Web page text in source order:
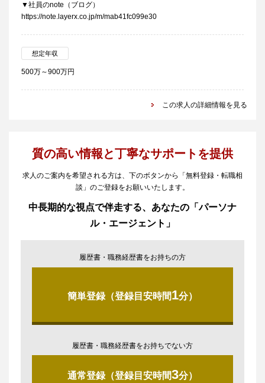
▼社員のnote（ブログ）
https://note.layerx.co.jp/m/mab41fc099e30
想定年収
500万～900万円
この求人の詳細情報を見る
質の高い情報と丁寧なサポートを提供
求人のご案内を希望される方は、下のボタンから「無料登録・転職相
談」のご登録をお願いいたします。
中長期的な視点で伴走する、あなたの「パーソナ
ル・エージェント」
履歴書・職務経歴書をお持ちの方
簡単登録（登録目安時間1分）
履歴書・職務経歴書をお持ちでない方
通常登録（登録目安時間3分）